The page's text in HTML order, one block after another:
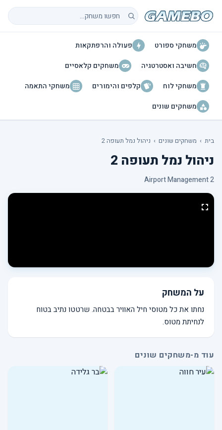
חיפוש משחקים
משחקי ספורט
פעולה והרפתקאות
חשיבה ואסטרטגיה
משחקים קלאסיים
משחקי לוח
קלפים והימורים
משחקי התאמה
משחקים שונים
בית › משחקים שונים › ניהול נמל תעופה 2
ניהול נמל תעופה 2
Airport Management 2
על המשחק
נחתו את כל מטוסי חיל האוויר בבטחה. שרטטו נתיב בטוח
לנחיתת מטוס.
עוד מ-משחקים שונים